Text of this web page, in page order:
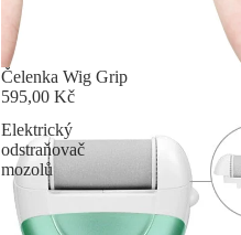
Čelenka Wig Grip
595,00 Kč
Elektrický
odstraňovač
mozolů